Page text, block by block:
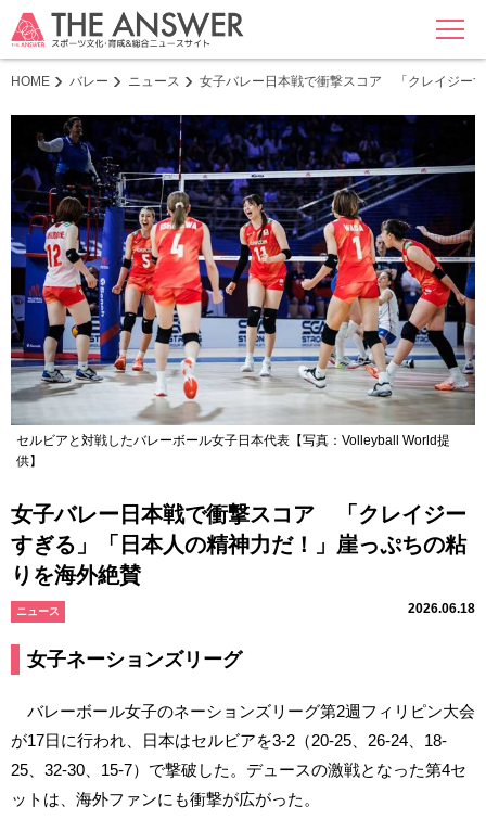
MENU
HOME バレー ニュース 女子バレー日本戦で衝撃スコア 「クレイジー
セルビアと対戦したバレーボール女子日本代表【写真：Volleyball World提
供】
女子バレー日本戦で衝撃スコア 「クレイジー
すぎる」「日本人の精神力だ！」崖っぷちの粘
りを海外絶賛
ニュース 2026.06.18
女子ネーションズリーグ
バレーボール女子のネーションズリーグ第2週フィリピン大会
が17日に行われ、日本はセルビアを3-2（20-25、26-24、18-
25、32-30、15-7）で撃破した。デュースの激戦となった第4セ
ットは、海外ファンにも衝撃が広がった。